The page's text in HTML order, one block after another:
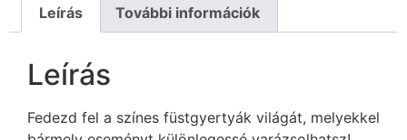
Leírás További információk
Leírás
Fedezd fel a színes füstgyertyák világát, melyekkel